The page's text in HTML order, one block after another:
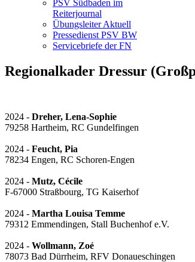
PSV Südbaden im
Reiterjournal
Übungsleiter Aktuell
Pressedienst PSV BW
Servicebriefe der FN
Regionalkader Dressur
2024 - Dreher, Lena-Sophie
79258 Hartheim, RC Gundelfingen
2024 - Feucht, Pia
78234 Engen, RC Schoren-Engen
2024 - Mutz, Cécile
F-67000 Straßbourg, TG Kaiserhof
2024 - Martha Louisa Temme
79312 Emmendingen, Stall Buchenhof e.V.
2024 - Wollmann, Zoé
78073 Bad Dürrheim, RFV Donaueschingen